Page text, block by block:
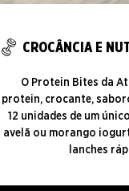
CROCÂNCIA E
O Protein Bites da
protein, crocante,
12 unidades de um
avelã ou morango
lanches